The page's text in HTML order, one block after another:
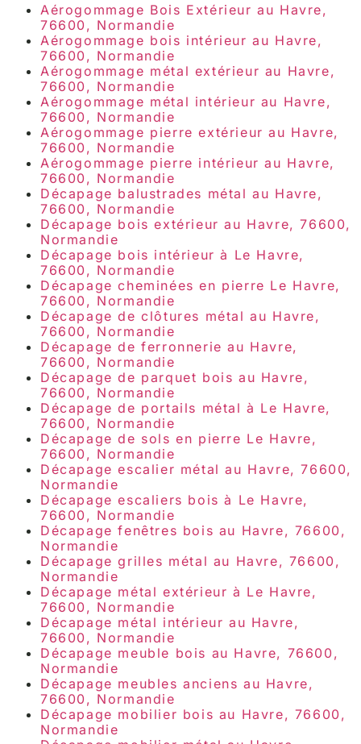
Aérogommage Bois Extérieur au Havre,
76600, Normandie
Aérogommage bois intérieur au Havre,
76600, Normandie
Aérogommage métal extérieur au Havre,
76600, Normandie
Aérogommage métal intérieur au Havre,
76600, Normandie
Aérogommage pierre extérieur au Havre,
76600, Normandie
Aérogommage pierre intérieur au Havre,
76600, Normandie
Décapage balustrades métal au Havre,
76600, Normandie
Décapage bois extérieur au Havre, 76600,
Normandie
Décapage bois intérieur à Le Havre,
76600, Normandie
Décapage cheminées en pierre Le Havre,
76600, Normandie
Décapage de clôtures métal au Havre,
76600, Normandie
Décapage de ferronnerie au Havre,
76600, Normandie
Décapage de parquet bois au Havre,
76600, Normandie
Décapage de portails métal à Le Havre,
76600, Normandie
Décapage de sols en pierre Le Havre,
76600, Normandie
Décapage escalier métal au Havre, 76600,
Normandie
Décapage escaliers bois à Le Havre,
76600, Normandie
Décapage fenêtres bois au Havre, 76600,
Normandie
Décapage grilles métal au Havre, 76600,
Normandie
Décapage métal extérieur à Le Havre,
76600, Normandie
Décapage métal intérieur au Havre,
76600, Normandie
Décapage meuble bois au Havre, 76600,
Normandie
Décapage meubles anciens au Havre,
76600, Normandie
Décapage mobilier bois au Havre, 76600,
Normandie